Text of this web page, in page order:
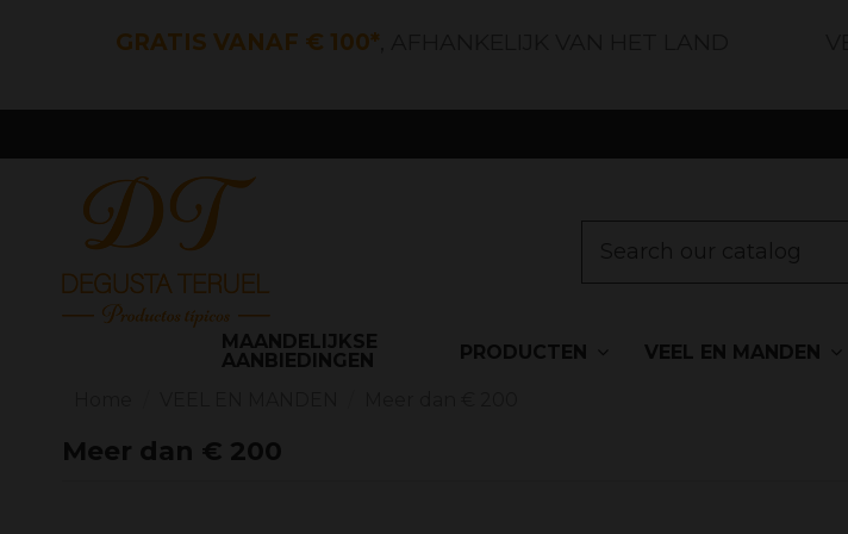
GRATIS VANAF € 100*
MAANDELIJKSE
AANBIEDINGEN
PRODUCTEN VEEL EN MANDEN
Meer dan € 200